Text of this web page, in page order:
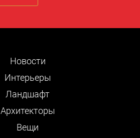
Новости
Интерьеры
Ландшафт
Архитекторы
Вещи